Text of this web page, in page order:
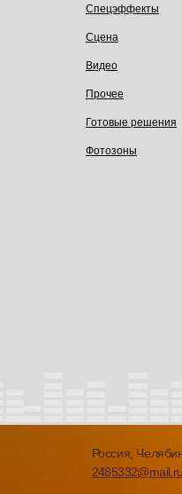
Спецэффекты
Сцена
Видео
Прочее
Готовые решения
Фотозоны
Россия,
2485332@mail.ru